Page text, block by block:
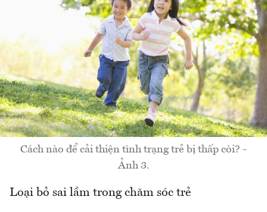
Cách nào để cải thiện tình trạng trẻ bị thấp còi? -
Ảnh 3.
Loại bỏ sai lầm trong chăm sóc trẻ